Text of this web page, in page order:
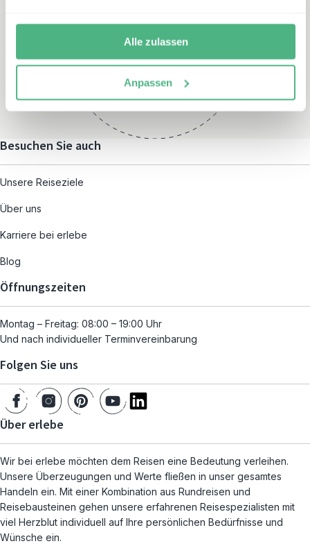
Alle zulassen
Anpassen
Montag – Freitag:
und nach individueller
Terminvereinbarung
Besuchen Sie auch
Unsere Reiseziele
Über uns
Karriere bei erlebe
Blog
Öffnungszeiten
Montag – Freitag: 08:00 – 19:00 Uhr
Und nach individueller Terminvereinbarung
Folgen Sie uns
Über erlebe
Wir bei erlebe möchten dem Reisen eine Bedeutung verleihen.
Unsere Überzeugungen und Werte fließen in unser gesamtes
Handeln ein. Mit einer Kombination aus Rundreisen und
Reisebausteinen gehen unsere erfahrenen Reisespezialisten mit
viel Herzblut individuell auf Ihre persönlichen Bedürfnisse und
Wünsche ein.